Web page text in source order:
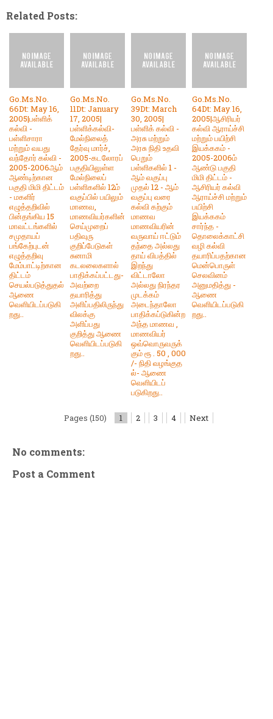
Related Posts:
Go.Ms.No.
66Dt: May 16,
2005|பள்ளிக்
கல்வி -
பள்ளிசாரா
மற்றும் வயது
வந்தோர் கல்வி -
2005-2006ஆம்
ஆண்டிற்கான
பகுதி மிமி திட்டம்
- மகளிர்
எழுத்தறிவில்
பின்தங்கிய 15
மாவட்டங்களில்
சமுதாயப்
பங்கேற்புடன்
எழுத்தறிவு
மேம்பாட்டிற்கான
திட்டம்
செயல்படுத்துதல்
ஆணை
வெளியிடப்படுகி
றது..
Go.Ms.No.
11Dt: January
17, 2005|
பள்ளிக்கல்வி-
மேல்நிலைத்
தேர்வு மார்ச்,
2005-கடலோரப்
பகுதியிலுள்ள
மேல்நிலைப்
பள்ளிகளில் 12ம்
வகுப்பில் பயிலும்
மாணவ,
மாணவியர்களின்
செய்முறைப்
பதிவுரு
குறிப்பேடுகள்
சுனாமி
கடலலைகளால்
பாதிக்கப்பட்டது-
அவற்றை
தயாரித்து
அளிப்பதிலிருந்து
விலக்கு
அளிப்பது
குறித்து ஆணை
வெளியிடப்படுகி
றது..
Go.Ms.No.
39Dt: March
30, 2005|
பள்ளிக் கல்வி -
அரசு மற்றும்
அரசு நிதி உதவி
பெறும்
பள்ளிகளில் 1 -
ஆம் வகுப்பு
முதல் 12 - ஆம்
வகுப்பு வரை
கல்வி கற்கும்
மாணவ
மாணவியரின்
வருவாய் ஈட்டும்
தந்தை அல்லது
தாய் விபத்தில்
இறந்து
விட்டாலோ
அல்லது நிரந்தர
முடக்கம்
அடைந்தாலோ
பாதிக்கப்டுகின்ற
அந்த மாணவ ,
மாணவியர்
ஒவ்வொருவருக்
கும் ரூ . 50 , 000
/- நிதி வழங்குத
ல்- ஆணை
வெளியிடப்
படுகிறது..
Go.Ms.No.
64Dt: May 16,
2005|ஆசிரியர்
கல்வி ஆராய்ச்சி
மற்றும் பயிற்சி
இயக்ககம் -
2005-2006ம்
ஆண்டு பகுதி
மிமி திட்டம் -
ஆசிரியர் கல்வி
ஆராய்ச்சி மற்றும்
பயிற்சி
இயக்ககம்
சார்ந்த -
தொலைக்காட்சி
வழி கல்வி
தயாரிப்பதற்கான
மென்பொருள்
செலவினம்
அனுமதித்து -
ஆணை
வெளியிடப்படுகி
றது..
Pages (150) 1 2 3 4 Next
No comments:
Post a Comment